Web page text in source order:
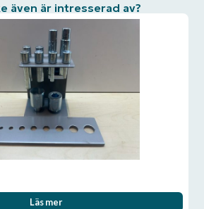
även är intresserad av?
Läs mer